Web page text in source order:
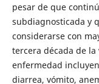
pesar de que
subdiagnosticada y
considerarse con
tercera década de la
enfermedad
diarrea, vómito,